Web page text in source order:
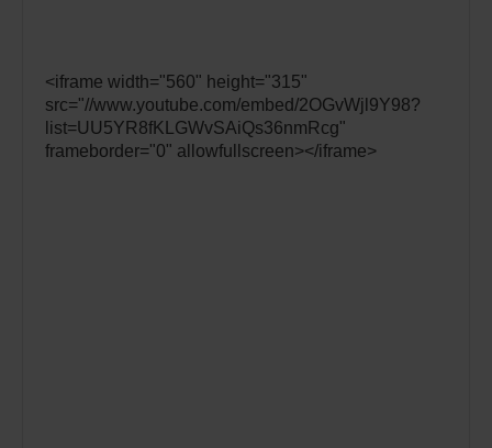
<iframe width="560" height="315"
src="//www.youtube.com/embed/2OGvWjl9Y98?
list=UU5YR8fKLGWvSAiQs36nmRcg"
frameborder="0" allowfullscreen></iframe>